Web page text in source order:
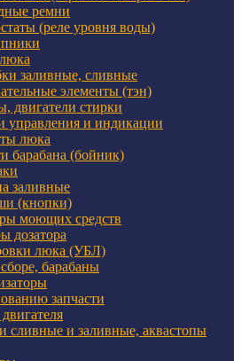
ремни
(реле уровня воды)
заливные, сливные
элементы (тэн)
двигатели стирки
управления и индикации
люка
барабана (бойник)
заливные
(кнопки)
моющих средств
дозатора
люка (УБЛ)
барабаны
запчасти
сливные и заливные, аквастопы